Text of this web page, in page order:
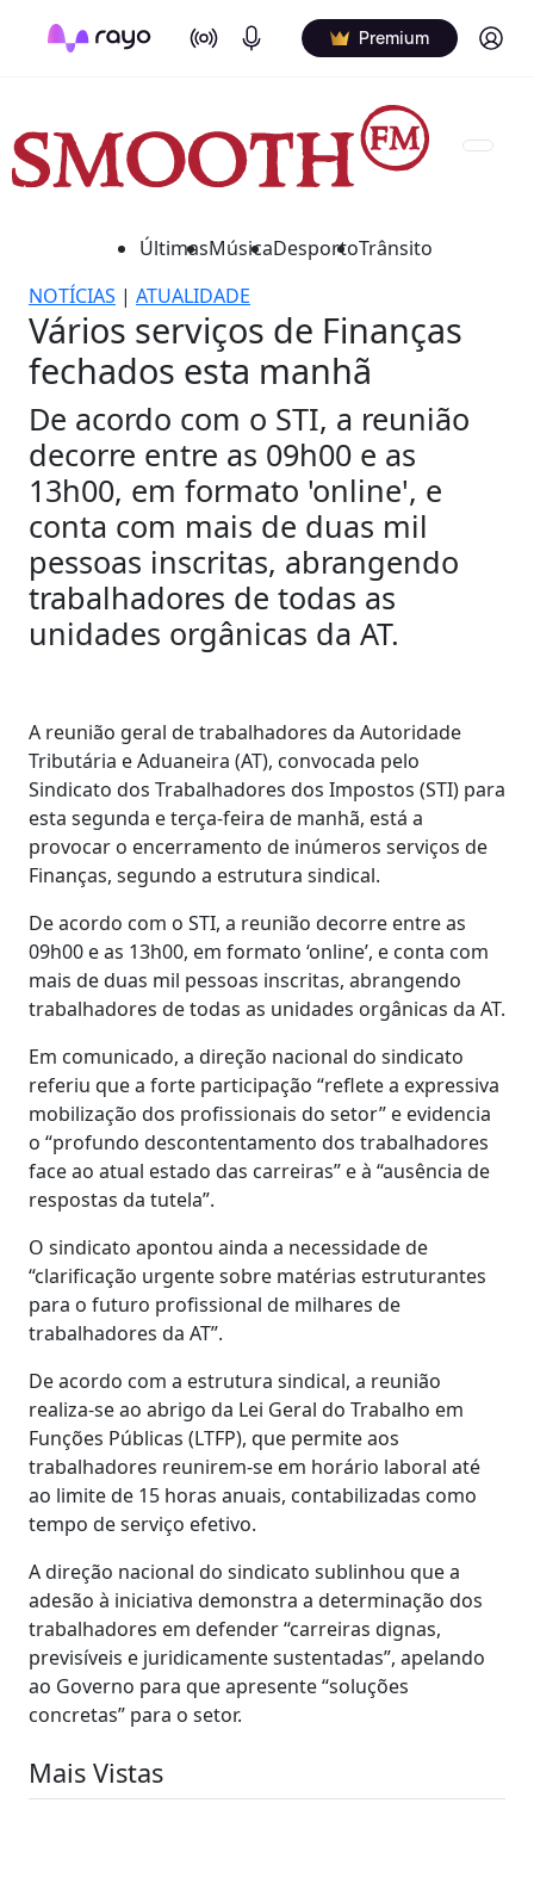
On Air Podcasts Premium Log in
ÚltimasMúsicaDesportoTrânsito
NOTÍCIAS | ATUALIDADE
Vários serviços de Finanças
fechados esta manhã
De acordo com o STI, a reunião
decorre entre as 09h00 e as
13h00, em formato 'online', e
conta com mais de duas mil
pessoas inscritas, abrangendo
trabalhadores de todas as
unidades orgânicas da AT.
A reunião geral de trabalhadores da Autoridade
Tributária e Aduaneira (AT), convocada pelo
Sindicato dos Trabalhadores dos Impostos (STI) para
esta segunda e terça-feira de manhã, está a
provocar o encerramento de inúmeros serviços de
Finanças, segundo a estrutura sindical.
De acordo com o STI, a reunião decorre entre as
09h00 e as 13h00, em formato ‘online’, e conta com
mais de duas mil pessoas inscritas, abrangendo
trabalhadores de todas as unidades orgânicas da AT.
Em comunicado, a direção nacional do sindicato
referiu que a forte participação “reflete a expressiva
mobilização dos profissionais do setor” e evidencia
o “profundo descontentamento dos trabalhadores
face ao atual estado das carreiras” e à “ausência de
respostas da tutela”.
O sindicato apontou ainda a necessidade de
“clarificação urgente sobre matérias estruturantes
para o futuro profissional de milhares de
trabalhadores da AT”.
De acordo com a estrutura sindical, a reunião
realiza-se ao abrigo da Lei Geral do Trabalho em
Funções Públicas (LTFP), que permite aos
trabalhadores reunirem-se em horário laboral até
ao limite de 15 horas anuais, contabilizadas como
tempo de serviço efetivo.
A direção nacional do sindicato sublinhou que a
adesão à iniciativa demonstra a determinação dos
trabalhadores em defender “carreiras dignas,
previsíveis e juridicamente sustentadas”, apelando
ao Governo para que apresente “soluções
concretas” para o setor.
Mais Vistas